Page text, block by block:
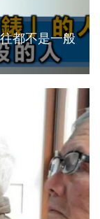
都不是一般